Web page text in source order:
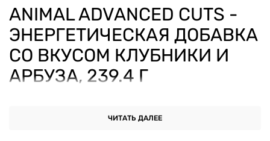
ANIMAL ADVANCED CUTS -
ЭНЕРГЕТИЧЕСКАЯ ДОБАВКА
СО ВКУСОМ КЛУБНИКИ И
АРБУЗА, 239.4 Г
ОСНОВНЫЕ ХАРАКТЕРИСТИКИ
ЧИТАТЬ ДАЛЕЕ